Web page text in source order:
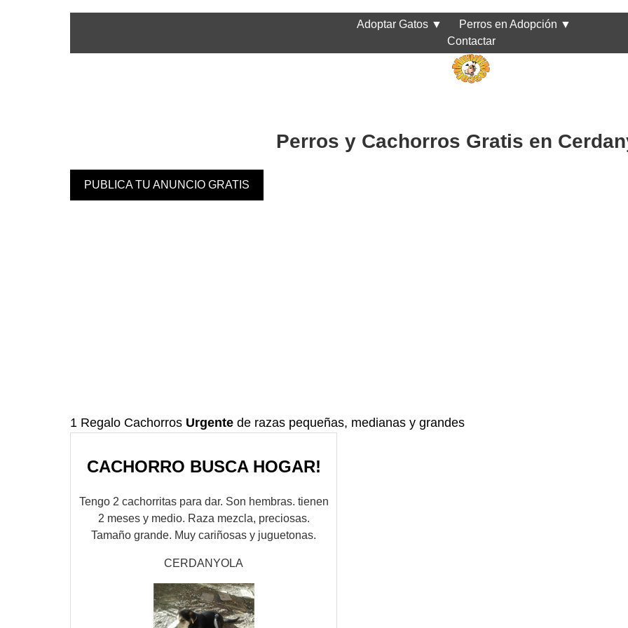
Adoptar Gatos ▼ Perros en Adopción ▼
Contactar
Perros y Cachorros Gratis en
PUBLICA TU ANUNCIO GRATIS
1 Regalo Cachorros Urgente de razas pequeñas, medianas y grandes
CACHORRO BUSCA HOGAR!
Tengo 2 cachorritas para dar. Son hembras. tienen
2 meses y medio. Raza mezcla, preciosas.
Tamaño grande. Muy cariñosas y juguetonas.
CERDANYOLA